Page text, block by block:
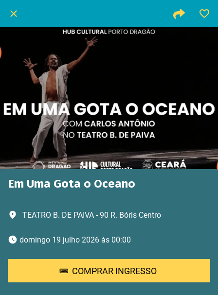
Em Uma Gota o Oceano
TEATRO B. DE PAIVA - 90 R. Bóris Centro
domingo 19 julho 2026 às 00:00
COMPRAR INGRESSO